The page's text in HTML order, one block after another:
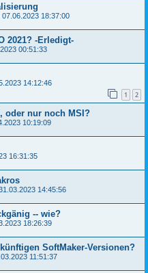
07.06.2023 18:37:00
2021? -Erledigt-
00:51:33
14:12:46
1 2
oder nur noch MSI?
10:19:09
16:31:35
14:45:56
-- wie?
18:26:39
SoftMaker-Versionen?
11:51:37